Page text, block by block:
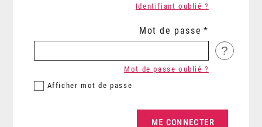
Identifiant oublié ?
Mot de passe
?
Afficher mot de passe
Mot de passe oublié ?